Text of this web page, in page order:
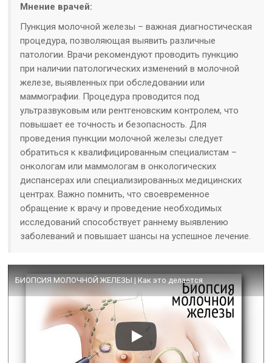
Мнение врачей:
Пункция молочной железы – важная диагностическая
процедура, позволяющая выявить различные
патологии. Врачи рекомендуют проводить пункцию
при наличии патологических изменений в молочной
железе, выявленных при обследовании или
маммографии. Процедура проводится под
ультразвуковым или рентгеновским контролем, что
повышает ее точность и безопасность. Для
проведения пункции молочной железы следует
обратиться к квалифицированным специалистам –
онкологам или маммологам в онкологических
диспансерах или специализированных медицинских
центрах. Важно помнить, что своевременное
обращение к врачу и проведение необходимых
исследований способствует раннему выявлению
заболеваний и повышает шансы на успешное лечение.
БИОПСИЯ МОЛОЧНОЙ ЖЕЛЕЗЫ | Как это делается